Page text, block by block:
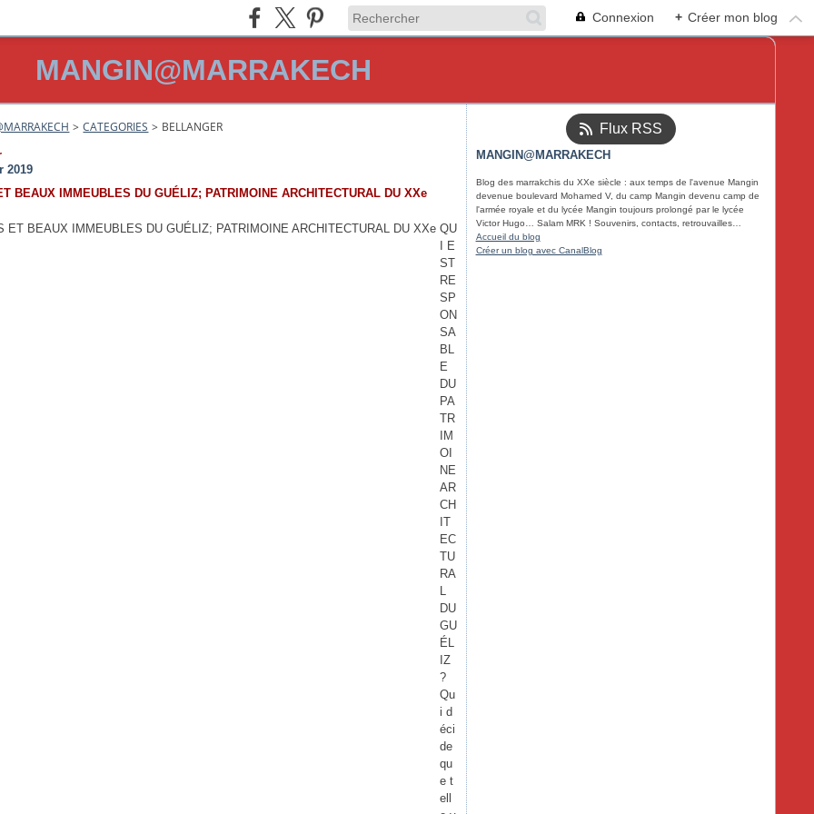
Connexion + Créer mon blog
MANGIN@MARRAKECH
> CATEGORIES > BELLANGER
2019
BEAUX IMMEUBLES DU GUÉLIZ; PATRIMOINE ARCHITECTURAL DU XXe
QU
I E
ST
RE
SP
ON
SA
BL
E
DU
PA
TR
IM
OI
NE
AR
CH
IT
EC
TU
RA
L
DU
GU
ÉL
IZ
?
Qu
i d
éci
de
qu
e t
ell
Flux RSS
MANGIN@MARRAKECH
Blog des marrakchis du XXe siècle : aux temps de l'avenue Mangin
devenue boulevard Mohamed V, du camp Mangin devenu camp de
l'armée royale et du lycée Mangin toujours prolongé par le lycée
Victor Hugo… Salam MRK ! Souvenirs, contacts, retrouvailles…
Accueil du blog
Créer un blog avec CanalBlog